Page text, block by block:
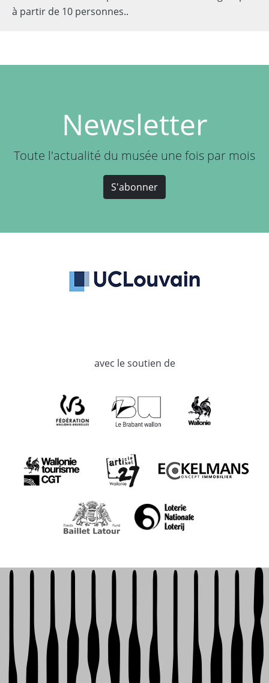
à partir de 10 personnes..
Newsletter
Toute l'actualité du musée une fois par mois
S'abonner
avec le soutien de